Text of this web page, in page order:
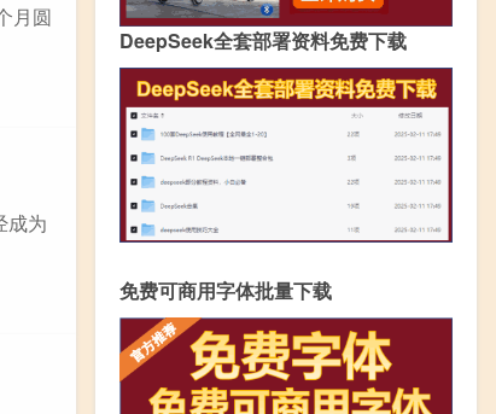
月圆
成为
DeepSeek全套部署资料免费下载
免费可商用字体批量下载